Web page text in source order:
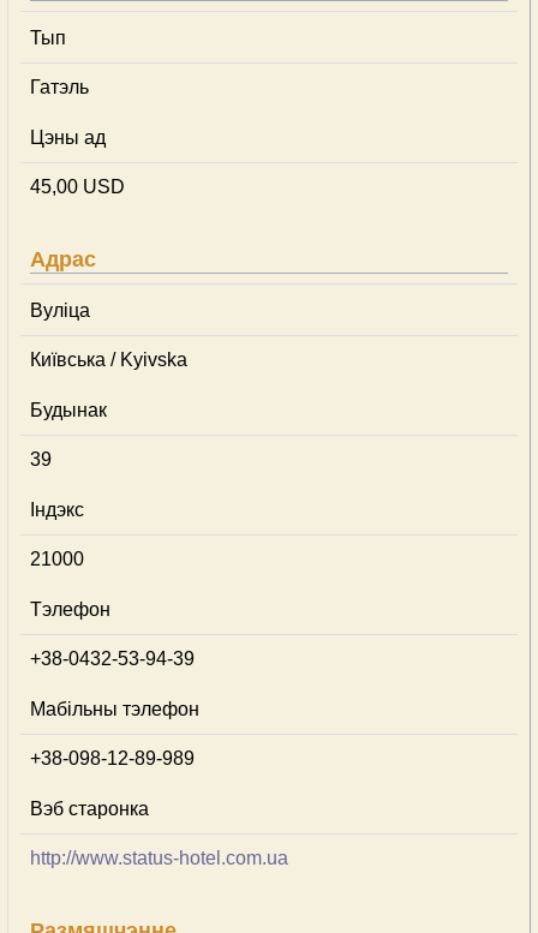
Тып
Гатэль
Цэны ад
45,00 USD
Адрас
Вуліца
Київська / Kyivska
Будынак
39
Індэкс
21000
Тэлефон
+38-0432-53-94-39
Мабільны тэлефон
+38-098-12-89-989
Вэб старонка
http://www.status-hotel.com.ua